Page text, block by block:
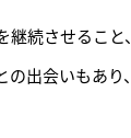
続させるこ
出会いもあり